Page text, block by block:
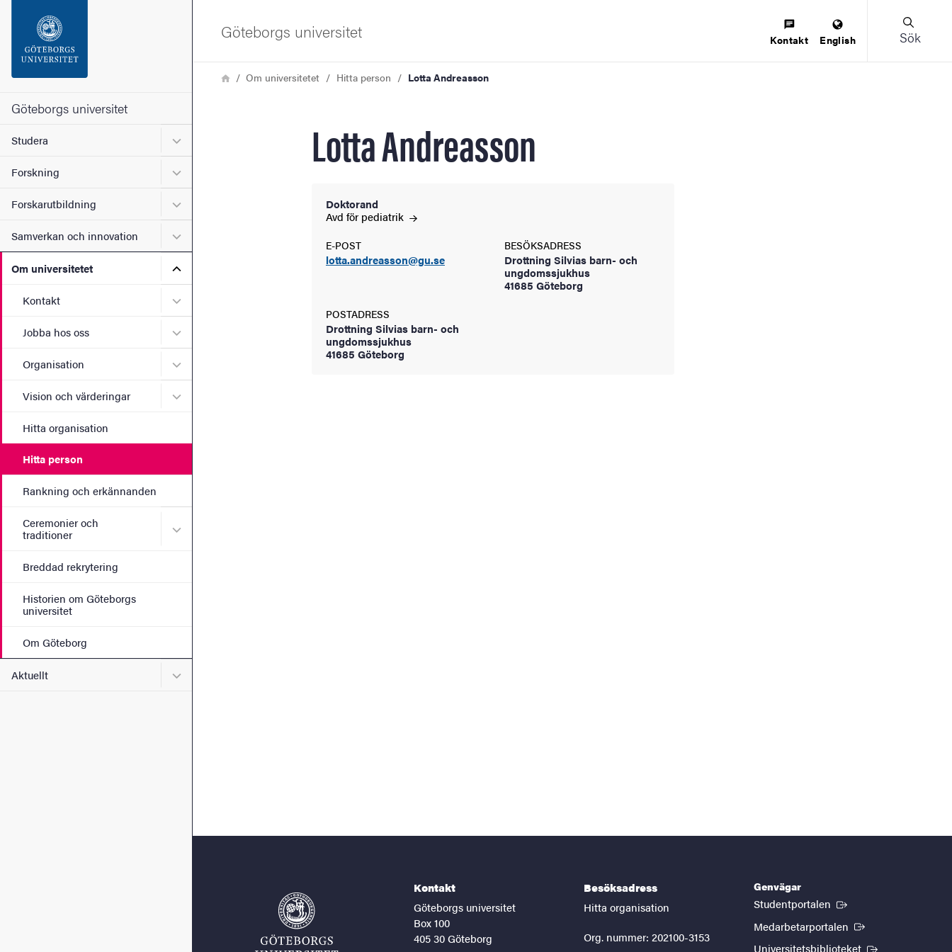
Sidfoten
Om webbplatsen
Göteborgs universitet
Studera Undermeny för Studera
Forskning Undermeny för Forskning
Forskarutbildning Undermeny för Forskarutbildning
Samverkan och innovation Undermeny för Samverkan och innovation
Om universitetet Undermeny för Om universitetet
Kontakt Undermeny för Kontakt
Jobba hos oss Undermeny för Jobba hos oss
Organisation Undermeny för Organisation
Vision och värderingar Undermeny för Vision och värderingar
Hitta organisation
Hitta person
Rankning och erkännanden
Ceremonier och
traditioner
Undermeny för Ceremonier och traditioner
Breddad rekrytering
Historien om Göteborgs
universitet
Om Göteborg
Aktuellt Undermeny för Aktuellt
Göteborgs universitet Kontakt English Sök
LänkstigHemOm universitetet Hitta person Lotta Andreasson
Lotta Andreasson
Doktorand
Avd förpediatrik
E-POST
lotta.andreasson@gu.se
BESÖKSADRESS
Drottning Silvias barn- och
ungdomssjukhus
41685 Göteborg
POSTADRESS
Drottning Silvias barn- och
ungdomssjukhus
41685 Göteborg
Kontakt
Göteborgs universitet
Box 100
405 30 Göteborg
Besöksadress
Hitta organisation
Org. nummer: 202100-3153
Genvägar
Studentportalen (Extern länk)
Medarbetarportalen (Extern länk)
Universitetsbiblioteket (Extern länk)